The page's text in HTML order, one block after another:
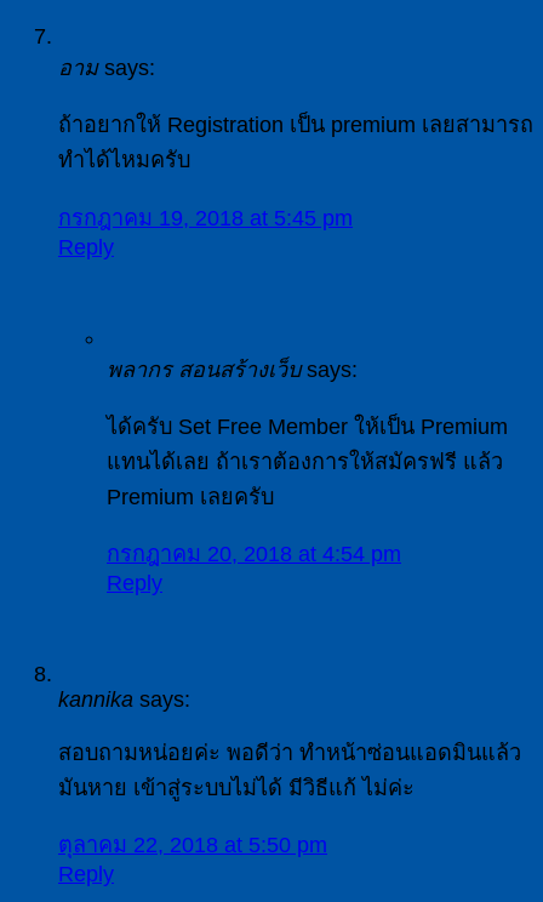
อาม says:
ถ้าอยากให้ Registration เป็น premium เลยสามารถ
ทำได้ไหมครับ
กรกฎาคม 19, 2018 at 5:45 pm
Reply
พลากร สอนสร้างเว็บ says:
ได้ครับ Set Free Member ให้เป็น Premium
แทนได้เลย ถ้าเราต้องการให้สมัครฟรี แล้ว
Premium เลยครับ
กรกฎาคม 20, 2018 at 4:54 pm
Reply
kannika says:
สอบถามหน่อยค่ะ พอดีว่า ทำหน้าซ่อนแอดมินแล้ว
มันหาย เข้าสู่ระบบไม่ได้ มีวิธีแก้ ไม่ค่ะ
ตุลาคม 22, 2018 at 5:50 pm
Reply